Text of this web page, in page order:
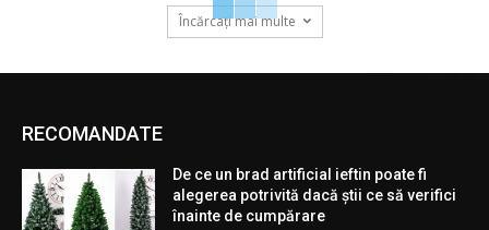
Încărcați mai multe
RECOMANDATE
De ce un brad artificial ieftin poate fi
alegerea potrivită dacă știi ce să verifici
înainte de cumpărare